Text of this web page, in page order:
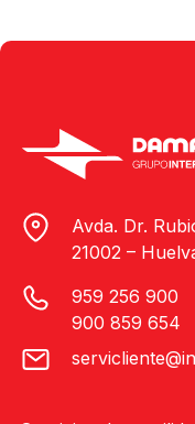
Avda. Dr.
21002 –
959 256 900
900 859 654